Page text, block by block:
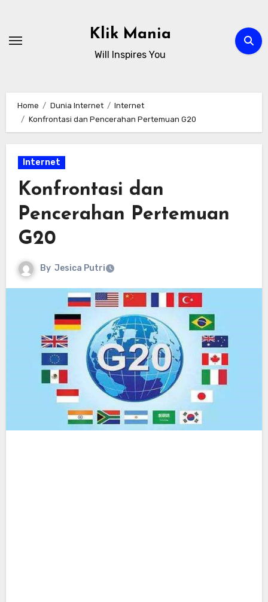
content
Klik Mania
Will Inspires You
Home Dunia Internet
Internet
Konfrontasi dan Pencerahan Pertemuan G20
Internet
Konfrontasi dan
Pencerahan Pertemuan
G20
By Jesica Putri